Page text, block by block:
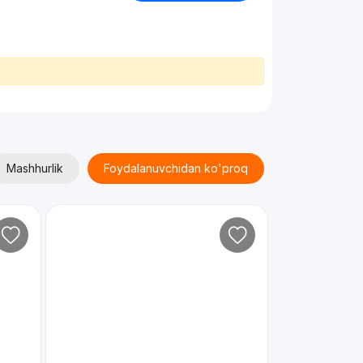
Mashhurlik Foydalanuvchidan ko'proq